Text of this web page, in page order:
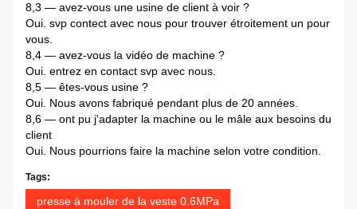
8,3 — avez-vous une usine de client à voir ?
Oui. svp contect avec nous pour trouver étroitement un pour
vous.
8,4 — avez-vous la vidéo de machine ?
Oui. entrez en contact svp avec nous.
8,5 — êtes-vous usine ?
Oui. Nous avons fabriqué pendant plus de 20 années.
8,6 — ont pu j'adapter la machine ou le mâle aux besoins du
client
Oui. Nous pourrions faire la machine selon votre condition.
Tags:
presse à mouler de la veste 0.6MPa